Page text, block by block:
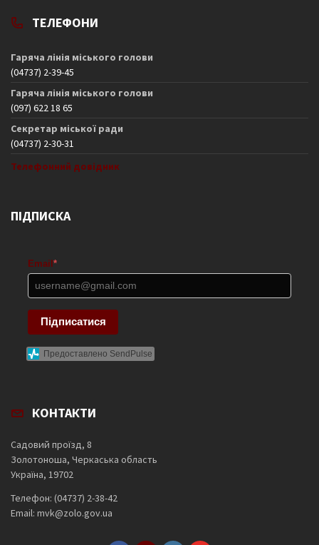
ТЕЛЕФОНИ
Гаряча лінія міського голови
(04737) 2-39-45
Гаряча лінія міського голови
(097) 622 18 65
Секретар міської ради
(04737) 2-30-31
Телефонний довідник
ПІДПИСКА
Email *
Підписатися
Предоставлено SendPulse
КОНТАКТИ
Садовий проїзд, 8
Золотоноша, Черкаська область
Україна, 19702
Телефон: (04737) 2-38-42
Email: mvk@zolo.gov.ua